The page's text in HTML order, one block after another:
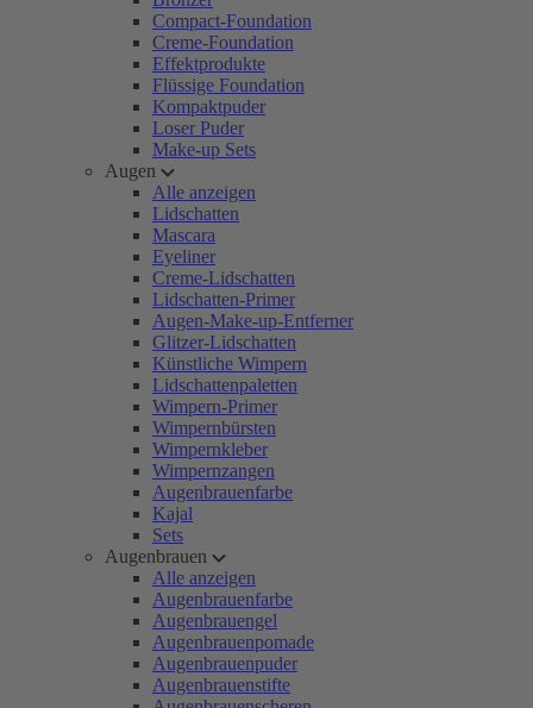
Compact-Foundation
Creme-Foundation
Effektprodukte
Flüssige Foundation
Kompaktpuder
Loser Puder
Make-up Sets
Augen
Alle anzeigen
Lidschatten
Mascara
Eyeliner
Creme-Lidschatten
Lidschatten-Primer
Augen-Make-up-Entferner
Glitzer-Lidschatten
Künstliche Wimpern
Lidschattenpaletten
Wimpern-Primer
Wimpernbürsten
Wimpernkleber
Wimpernzangen
Augenbrauenfarbe
Kajal
Sets
Augenbrauen
Alle anzeigen
Augenbrauenfarbe
Augenbrauengel
Augenbrauenpomade
Augenbrauenpuder
Augenbrauenstifte